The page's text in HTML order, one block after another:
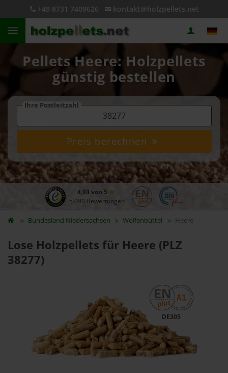
+49 8731 7409626 kontakt@holzpellets.net
Pellets Heere: Holzpellets
günstig bestellen
Ihre Postleitzahl
Preis berechnen
4,93 von 5
5.090 Bewertungen
Bundesland Niedersachsen Wolfenbüttel Heere
Lose Holzpellets für Heere (PLZ
38277)
DE305